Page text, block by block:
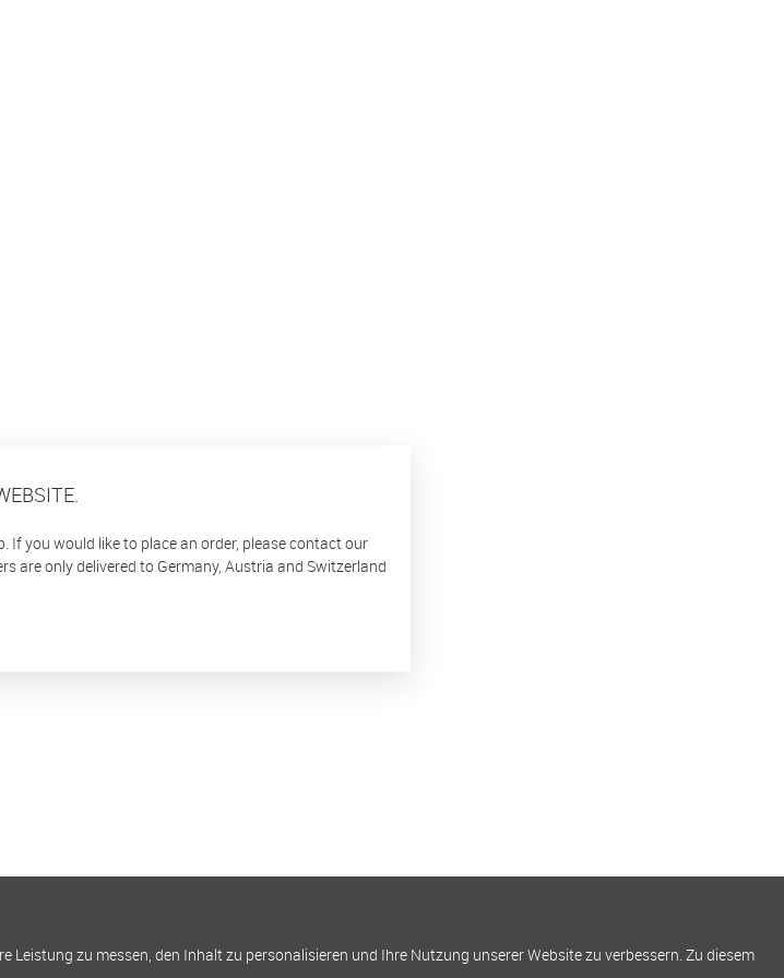
If you would like to place an order, please contact our
are only delivered to Germany, Austria and Switzerland
zu messen, den Inhalt zu personalisieren und Ihre Nutzung unserer Website zu verbessern. Zu diesem